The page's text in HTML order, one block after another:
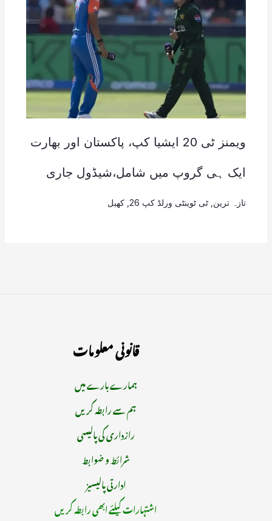
ویمنز ٹی 20 ایشیا کپ، پاکستان اور بھارت
ایک ہی گروپ میں شامل،شیڈول جاری
تازہ ترین ٹی ٹوینٹی ورلڈ کپ 26 , کھیل
قانونی معلومات
ہمارے بارے میں
ہم سے رابطہ کریں
رازداری کی پالیسی
شرائط و ضوابط
ادارتی پالیسیز
اشتہارات کیلئے ابھی رابطہ کریں